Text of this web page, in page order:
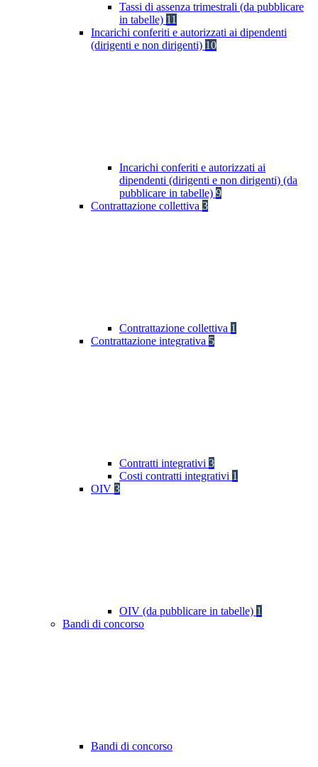
Tassi di assenza trimestrali (da pubblicare
in tabelle) 11
Incarichi conferiti e autorizzati ai dipendenti
(dirigenti e non dirigenti) 10
Incarichi conferiti e autorizzati ai
dipendenti (dirigenti e non dirigenti) (da
pubblicare in tabelle) 9
Contrattazione collettiva 3
Contrattazione collettiva 1
Contrattazione integrativa 5
Contratti integrativi 3
Costi contratti integrativi 1
OIV 3
OIV (da pubblicare in tabelle) 1
Bandi di concorso
Bandi di concorso